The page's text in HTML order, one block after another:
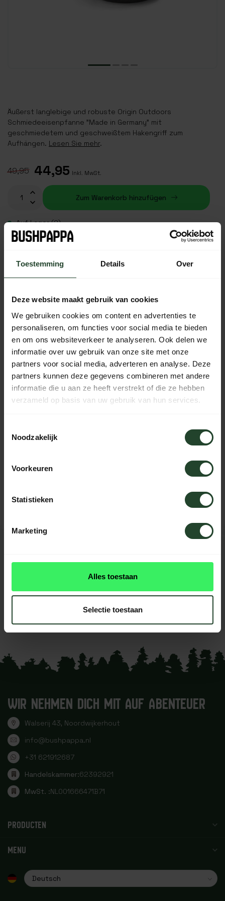
Toestemming Details Over
Deze website maakt gebruik van cookies
We gebruiken cookies om content en advertenties te
personaliseren, om functies voor social media te bieden
en om ons websiteverkeer te analyseren. Ook delen we
informatie over uw gebruik van onze site met onze
partners voor social media, adverteren en analyse. Deze
partners kunnen deze gegevens combineren met andere
informatie die u aan ze heeft verstrekt of die ze hebben
verzameld op basis van uw gebruik van hun services.
Noodzakelijk
Voorkeuren
Statistieken
Marketing
Alles toestaan
Selectie toestaan
Äußerst langlebige und robuste Origin Outdoors
Schmiedeeisenpfanne "Made in Germany" mit
geschmiedetem und geschweißtem Hakengriff zum
Aufhängen. Lesen Sie mehr.
49,95 44,95 Inkl. MwSt.
Zum Warenkorb hinzufügen
Auf Lager (2)
Bestellungen von Mo bis Fr vor 17:00 Uhr werden noch am
selben Tag versandt.
Jeden Tag von 10:00 bis 20:00 Uhr per Chat, Telefon oder
E-Mail erreichbar.
PRODUKTBESCHREIBUNG
BEWERTUNGEN
Diese produkt had noch
keine reviews
Ihre Bewertung hinzufügen
WIR NEHMEN DICH MIT AUF ABENTEUER
Walserij 43, Noordwijkerhout
info@bushpappa.nl
+31 621912687
Handelskammer:62392921
MwSt. :NL001666471B71
PRODUCTEN
MENU